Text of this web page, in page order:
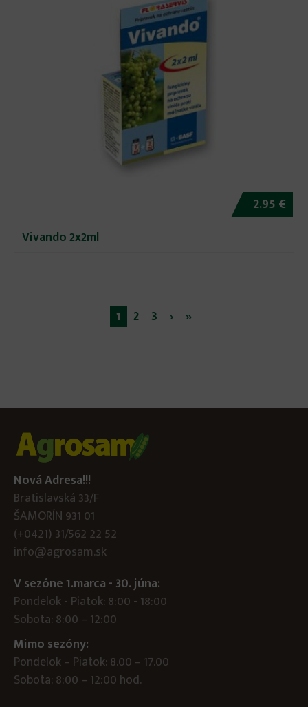
2.95 €
Vivando 2x2ml
1 2 3 › »
Nová Adresa!!!
Bratislavská 33/F
ŠAMORÍN 931 01
(+0421) 31/562 22 52
info@agrosam.sk
V sezóne 1.marca - 30. júna:
Pondelok - Piatok: 8:00 - 18:00
Sobota: 8:00 – 12:00
Mimo sezóny:
Pondelok – Piatok: 8.00 – 17.00
Sobota: 8:00 – 12:00 hod.